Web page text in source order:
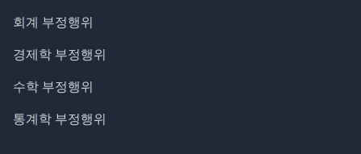
회계 부정행위
경제학 부정행위
수학 부정행위
통계학 부정행위